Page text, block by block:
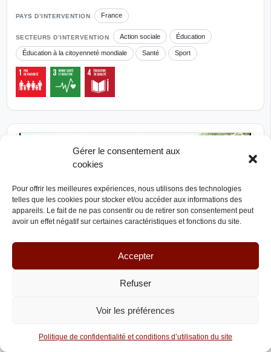
Gérer le consentement aux
cookies
Pour offrir les meilleures expériences, nous utilisons des technologies
telles que les cookies pour stocker et/ou accéder aux informations des
appareils. Le fait de ne pas consentir ou de retirer son consentement peut
avoir un effet négatif sur certaines caractéristiques et fonctions du site.
Accepter
Refuser
Voir les préférences
Politique de confidentialité et conditions d’utilisation du site
PAYS D’INTERVENTION France
SECTEURS D’INTERVENTION Action sociale Éducation
Éducation à la citoyenneté mondiale Santé Sport